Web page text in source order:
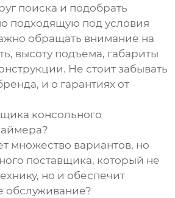
поиска и подобрать
подходящую под условия
обращать внимание на
высоту подъема, габариты
Не стоит забывать
и о гарантиях от
консольного
множество вариантов, но
поставщика, который не
но и обеспечит
обслуживание?